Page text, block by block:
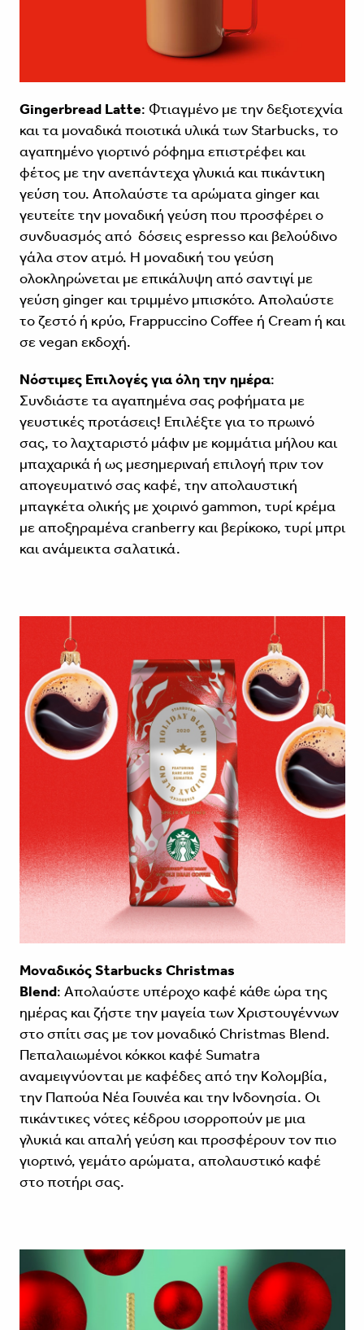
Gingerbread Latte: Φτιαγμένο με την δεξιοτεχνία
και τα μοναδικά ποιοτικά υλικά των Starbucks, το
αγαπημένο γιορτινό ρόφημα επιστρέφει και
φέτος με την ανεπάντεχα γλυκιά και πικάντικη
γεύση του. Απολαύστε τα αρώματα ginger και
γευτείτε την μοναδική γεύση που προσφέρει ο
συνδυασμός από δόσεις espresso και βελούδινο
γάλα στον ατμό. Η μοναδική του γεύση
ολοκληρώνεται με επικάλυψη από σαντιγί με
γεύση ginger και τριμμένο μπισκότο. Απολαύστε
το ζεστό ή κρύο, Frappuccino Coffee ή Cream ή και
σε vegan εκδοχή.
Νόστιμες Επιλογές για όλη την ημέρα:
Συνδιάστε τα αγαπημένα σας ροφήματα με
γευστικές προτάσεις! Επιλέξτε για το πρωινό
σας, το λαχταριστό μάφιν με κομμάτια μήλου και
μπαχαρικά ή ως μεσημεριναή επιλογή πριν τον
απογευματινό σας καφέ, την απολαυστική
μπαγκέτα ολικής με χοιρινό gammon, τυρί κρέμα
με αποξηραμένα cranberry και βερίκοκο, τυρί μπρι
και ανάμεικτα σαλατικά.
Μοναδικός Starbucks Christmas
Blend: Απολαύστε υπέροχο καφέ κάθε ώρα της
ημέρας και ζήστε την μαγεία των Χριστουγέννων
στο σπίτι σας με τον μοναδικό Christmas Blend.
Πεπαλαιωμένοι κόκκοι καφέ Sumatra
αναμειγνύονται με καφέδες από την Κολομβία,
την Παπούα Νέα Γουινέα και την Ινδονησία. Οι
πικάντικες νότες κέδρου ισορροπούν με μια
γλυκιά και απαλή γεύση και προσφέρουν τον πιο
γιορτινό, γεμάτο αρώματα, απολαυστικό καφέ
στο ποτήρι σας.